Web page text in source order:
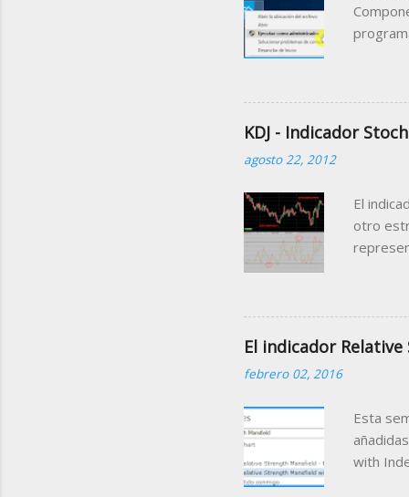
El
través
KDJ - Indicador
agosto 22, 2012
El
otro
debajo
y D. Al
El indicador
febrero 02, 2016
Esta
with